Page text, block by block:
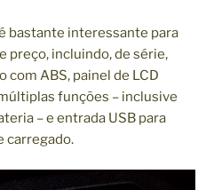
bastante interessante para
preço, incluindo, de série,
com ABS, painel de LCD
funções – inclusive
– e entrada USB para
carregado.